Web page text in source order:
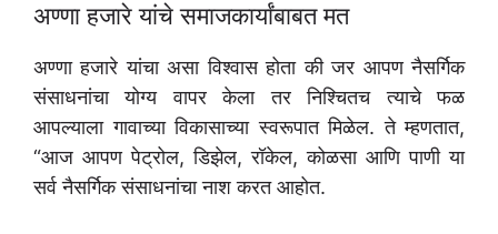
अण्णा हजारे यांचे समाजकार्यांबाबत मत
अण्णा हजारे यांचा असा विश्वास होता की जर आपण नैसर्गिक
संसाधनांचा योग्य वापर केला तर निश्चितच त्याचे फळ
आपल्याला गावाच्या विकासाच्या स्वरूपात मिळेल. ते म्हणतात,
“आज आपण पेट्रोल, डिझेल, रॉकेल, कोळसा आणि पाणी या
सर्व नैसर्गिक संसाधनांचा नाश करत आहोत.